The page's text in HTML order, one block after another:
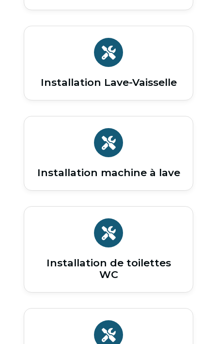
Installation Lave-Vaisselle
Installation machine à lave
Installation de toilettes
WC